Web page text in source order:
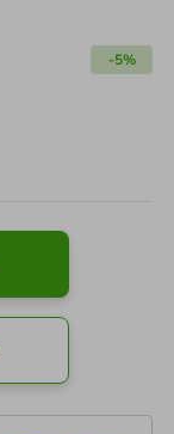
-5%